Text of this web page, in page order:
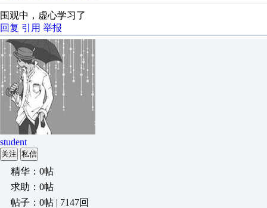
围观中，虚心学习了
回复 引用 举报
student
关注 私信
精华：0帖
求助：0帖
帖子：0帖 | 7147回